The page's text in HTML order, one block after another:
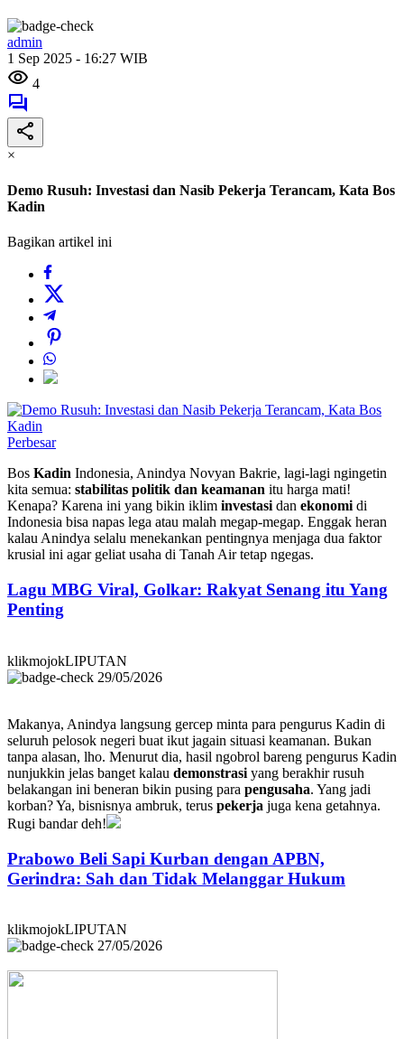
admin
1 Sep 2025 - 16:27 WIB
4
×
Demo Rusuh: Investasi dan Nasib Pekerja Terancam, Kata Bos
Kadin
Bagikan artikel ini
Perbesar
Bos Kadin Indonesia, Anindya Novyan Bakrie, lagi-lagi ngingetin
kita semua: stabilitas politik dan keamanan itu harga mati!
Kenapa? Karena ini yang bikin iklim investasidan ekonomidi
Indonesia bisa napas lega atau malah megap-megap. Enggak heran
kalau Anindya selalu menekankan pentingnya menjaga dua faktor
krusial ini agar geliat usaha di Tanah Air tetap ngegas.
Lagu MBG Viral, Golkar: Rakyat Senang itu Yang
Penting
klikmojokLIPUTAN
29/05/2026
Makanya, Anindya langsung gercep minta para pengurus Kadin di
seluruh pelosok negeri buat ikut jagain situasi keamanan. Bukan
tanpa alasan, lho. Menurut dia, hasil ngobrol bareng pengurus Kadin
nunjukkin jelas banget kalau demonstrasi yang berakhir rusuh
belakangan ini beneran bikin pusing para pengusaha. Yang jadi
korban? Ya, bisnisnya ambruk, terus pekerja juga kena getahnya.
Rugi bandar deh!
Prabowo Beli Sapi Kurban dengan APBN,
Gerindra: Sah dan Tidak Melanggar Hukum
klikmojokLIPUTAN
27/05/2026